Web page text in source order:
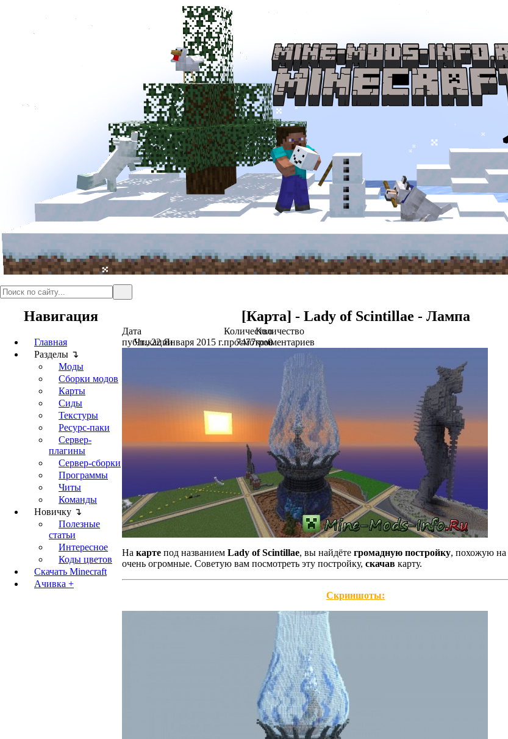
Навигация
Главная
Разделы ↴
Моды
Сборки модов
Карты
Сиды
Текстуры
Ресурс-паки
Сервер-
плагины
Сервер-сборки
Программы
Читы
Команды
Новичку ↴
Полезные
статьи
Интересное
Коды цветов
Скачать Minecraft
Ачивка +
[Карта] - Lady of Scintillae - Лампа
Дата
публикации
Чт., 22 Января 2015 г.
Количество
просмотров
7477
Количество
комментариев
0
На карте под названием Lady of Scintillae, вы найдёте громадную постройку, похожую на
очень огромные. Советую вам посмотреть эту постройку, скачав карту.
Скриншоты: